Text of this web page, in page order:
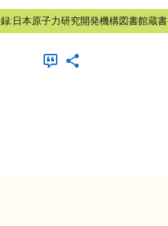
:日本原子力研究開発機構図書館蔵書